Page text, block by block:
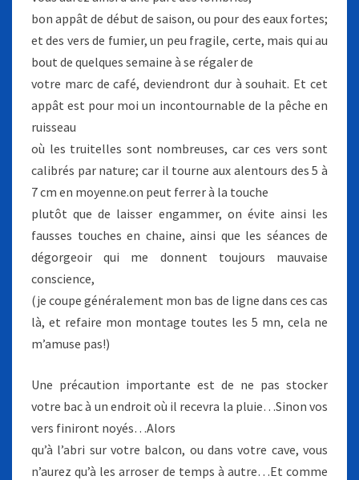
bon appât de début de saison, ou pour des eaux fortes;
et des vers de fumier, un peu fragile, certe, mais qui au
bout de quelques semaine à se régaler de
votre marc de café, deviendront dur à souhait. Et cet
appât est pour moi un incontournable de la pêche en
ruisseau
où les truitelles sont nombreuses, car ces vers sont
calibrés par nature; car il tourne aux alentours des 5 à
7 cm en moyenne.on peut ferrer à la touche
plutôt que de laisser engammer, on évite ainsi les
fausses touches en chaine, ainsi que les séances de
dégorgeoir qui me donnent toujours mauvaise
conscience,
(je coupe généralement mon bas de ligne dans ces cas
là, et refaire mon montage toutes les 5 mn, cela ne
m’amuse pas!)
Une précaution importante est de ne pas stocker
votre bac à un endroit où il recevra la pluie…Sinon vos
vers finiront noyés…Alors
qu’à l’abri sur votre balcon, ou dans votre cave, vous
n’aurez qu’à les arroser de temps à autre…Et comme